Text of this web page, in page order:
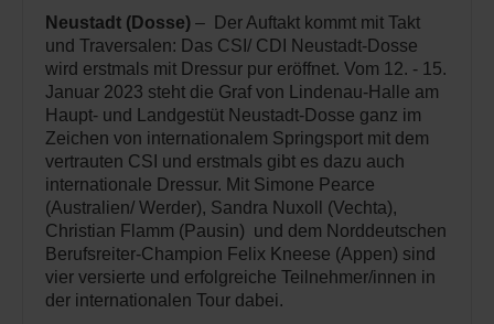
Neustadt (Dosse) – Der Auftakt kommt mit Takt
und Traversalen: Das CSI/ CDI Neustadt-Dosse
wird erstmals mit Dressur pur eröffnet. Vom 12. - 15.
Januar 2023 steht die Graf von Lindenau-Halle am
Haupt- und Landgestüt Neustadt-Dosse ganz im
Zeichen von internationalem Springsport mit dem
vertrauten CSI und erstmals gibt es dazu auch
internationale Dressur. Mit Simone Pearce
(Australien/ Werder), Sandra Nuxoll (Vechta),
Christian Flamm (Pausin) und dem Norddeutschen
Berufsreiter-Champion Felix Kneese (Appen) sind
vier versierte und erfolgreiche Teilnehmer/innen in
der internationalen Tour dabei.